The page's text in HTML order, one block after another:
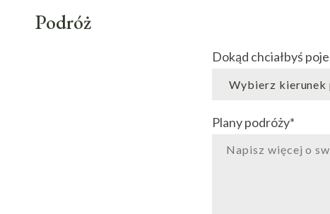
Podróż
Dokąd chciałbyś
Plany podróży*